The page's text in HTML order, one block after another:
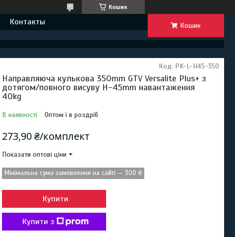
Кошик
Контакты Кошик
Направляюча кулькова 350mm GTV Versalite Plus+ з
дотягом/повного висуву H-45mm навантаження
40kg
В наявності Оптом і в роздріб
Код: PK-L-H45-350
273,90 ₴/комплект
Показати оптові ціни
Мінімальна сума замовлення на сайті — 300 ₴
Купити
Купити з